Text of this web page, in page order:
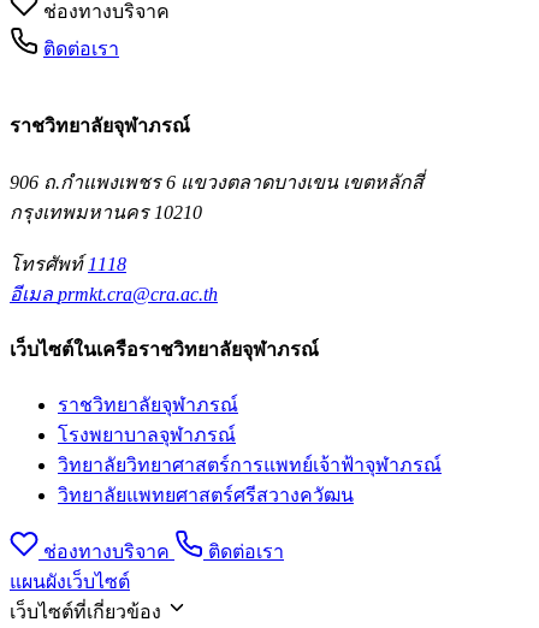
ช่องทางบริจาค
ติดต่อเรา
ราชวิทยาลัยจุฬาภรณ์
906 ถ.กำแพงเพชร 6 แขวงตลาดบางเขน เขตหลักสี่
กรุงเทพมหานคร 10210
โทรศัพท์ 1118
อีเมล prmkt.cra@cra.ac.th
เว็บไซต์ในเครือราชวิทยาลัยจุฬาภรณ์
ราชวิทยาลัยจุฬาภรณ์
โรงพยาบาลจุฬาภรณ์
วิทยาลัยวิทยาศาสตร์การแพทย์เจ้าฟ้าจุฬาภรณ์
วิทยาลัยแพทยศาสตร์ศรีสวางควัฒน
ช่องทางบริจาค
ติดต่อเรา
แผนผังเว็บไซต์
เว็บไซต์ที่เกี่ยวข้อง